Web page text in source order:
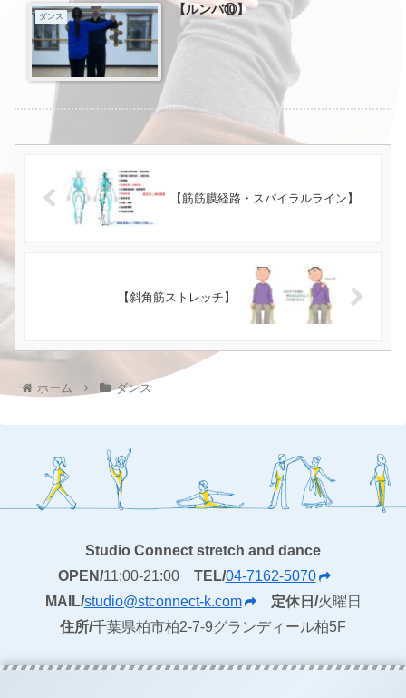
ダンス 【ルンバ⑩】
【筋筋膜経路・スパイラルライン】
【斜角筋ストレッチ】
ホーム ダンス
Studio Connect stretch and dance
OPEN/11:00-21:00 TEL/04-7162-5070
MAIL/studio@stconnect-k.com 定休日/火曜日
住所/千葉県柏市柏2-7-9グランディール柏5F